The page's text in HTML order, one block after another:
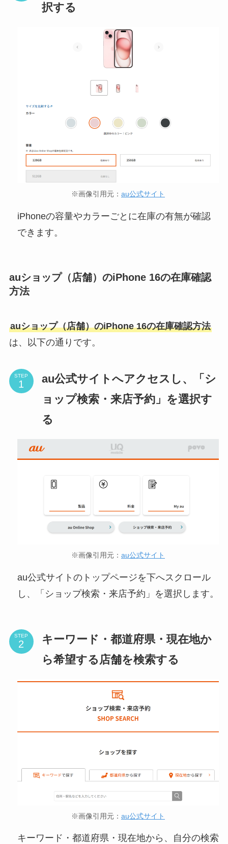
択する
※画像引用元： au公式サイト
iPhoneの容量やカラーごとに在庫の有無が確認
できます。
auショップ（店舗）のiPhone 16の在庫確認
方法
auショップ（店舗）のiPhone 16の在庫確認方法
は、以下の通りです。
STEP
au公式サイトへアクセスし、「シ
ョップ検索・来店予約」を選択す
る
※画像引用元： au公式サイト
au公式サイトのトップページを下へスクロール
し、「ショップ検索・来店予約」を選択します。
STEP
キーワード・都道府県・現在地か
ら希望する店舗を検索する
※画像引用元： au公式サイト
キーワード・都道府県・現在地から、自分の検索